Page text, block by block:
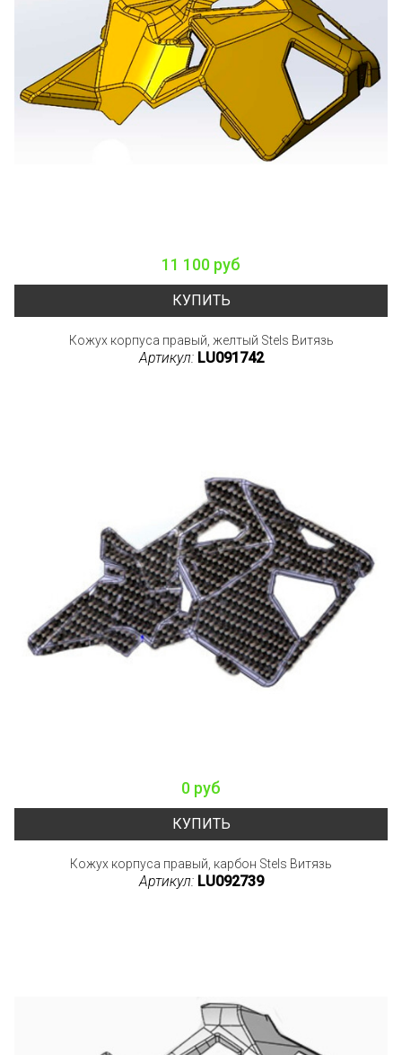
11 100 руб
КУПИТЬ
Кожух корпуса правый, желтый Stels Витязь
Артикул: LU091742
0 руб
КУПИТЬ
Кожух корпуса правый, карбон Stels Витязь
Артикул: LU092739